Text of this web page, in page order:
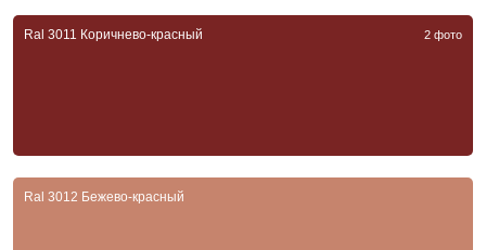
Ral 3011 Коричнево-красный 2 фото
Ral 3012 Бежево-красный